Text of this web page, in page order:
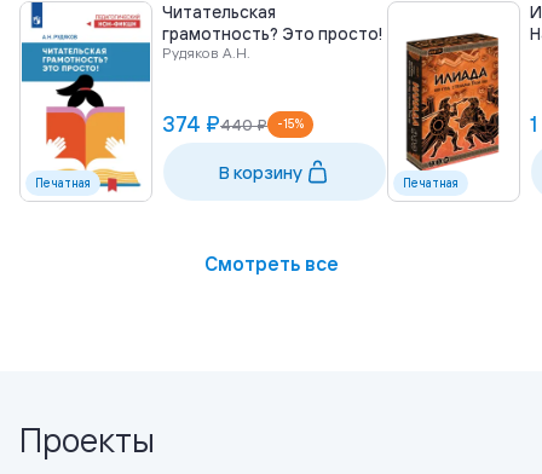
Печатная
Читательская
грамотность? Это просто!
Рудяков А.Н.
374 ₽440 ₽ -15%
В корзину Печатная
Смотреть все
Проекты